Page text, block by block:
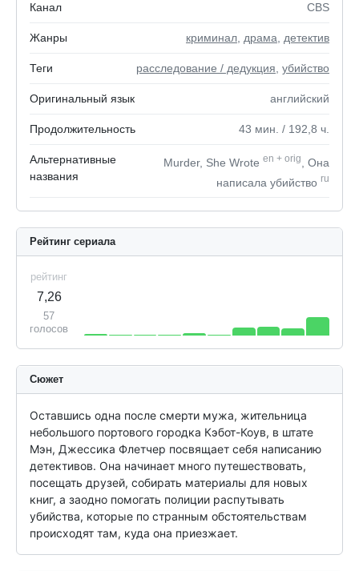
Канал CBS
Жанры криминал драма детектив
Теги расследование / дедукция убийство
Оригинальный язык английский
Продолжительность 43 мин. / 192,8 ч.
Альтернативные
названия
Murder, She Wrote en + orig
, Она
написала убийство ru
Рейтинг сериала
рейтинг
7,26
57
голосов
Сюжет
Оставшись одна после смерти мужа, жительница
небольшого портового городка Кэбот-Коув, в штате
Мэн, Джессика Флетчер посвящает себя написанию
детективов. Она начинает много путешествовать,
посещать друзей, собирать материалы для новых
книг, а заодно помогать полиции распутывать
убийства, которые по странным обстоятельствам
происходят там, куда она приезжает.